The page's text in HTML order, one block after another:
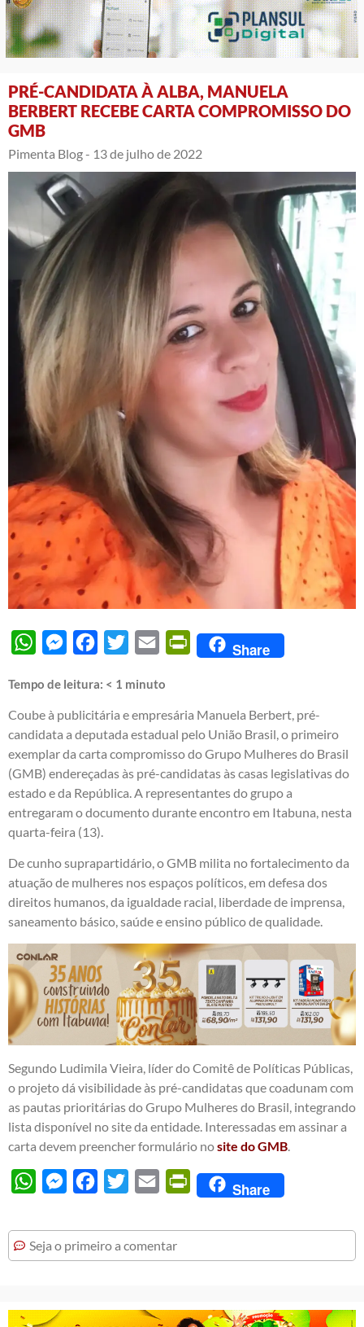
PRÉ-CANDIDATA À ALBA, MANUELA
BERBERT RECEBE CARTA COMPROMISSO DO
GMB
Pimenta Blog - 13 de julho de 2022
WhatsAppMessengerFacebook
Twitter Email PrintFriendly
Share
Tempo de leitura: < 1 minuto
Coube à publicitária e empresária Manuela Berbert, pré-
candidata a deputada estadual pelo União Brasil, o primeiro
exemplar da carta compromisso do Grupo Mulheres do Brasil
(GMB) endereçadas às pré-candidatas às casas legislativas do
estado e da República. A representantes do grupo a
entregaram o documento durante encontro em Itabuna, nesta
quarta-feira (13).
De cunho suprapartidário, o GMB milita no fortalecimento da
atuação de mulheres nos espaços políticos, em defesa dos
direitos humanos, da igualdade racial, liberdade de imprensa,
saneamento básico, saúde e ensino público de qualidade.
Segundo Ludimila Vieira, líder do Comitê de Políticas Públicas,
o projeto dá visibilidade às pré-candidatas que coadunam com
as pautas prioritárias do Grupo Mulheres do Brasil, integrando
lista disponível no site da entidade. Interessadas em assinar a
carta devem preencher formulário nosite do GMB.
WhatsAppMessengerFacebook
Twitter Email PrintFriendly
Share
Seja o primeiro a comentar